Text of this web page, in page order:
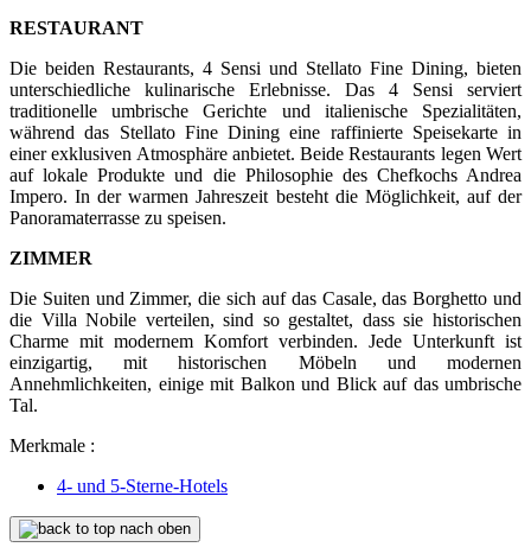
RESTAURANT
Die beiden Restaurants, 4 Sensi und Stellato Fine Dining, bieten
unterschiedliche kulinarische Erlebnisse. Das 4 Sensi serviert
traditionelle umbrische Gerichte und italienische Spezialitäten,
während das Stellato Fine Dining eine raffinierte Speisekarte in
einer exklusiven Atmosphäre anbietet. Beide Restaurants legen Wert
auf lokale Produkte und die Philosophie des Chefkochs Andrea
Impero. In der warmen Jahreszeit besteht die Möglichkeit, auf der
Panoramaterrasse zu speisen.
ZIMMER
Die Suiten und Zimmer, die sich auf das Casale, das Borghetto und
die Villa Nobile verteilen, sind so gestaltet, dass sie historischen
Charme mit modernem Komfort verbinden. Jede Unterkunft ist
einzigartig, mit historischen Möbeln und modernen
Annehmlichkeiten, einige mit Balkon und Blick auf das umbrische
Tal.
Merkmale :
4- und 5-Sterne-Hotels
nach oben